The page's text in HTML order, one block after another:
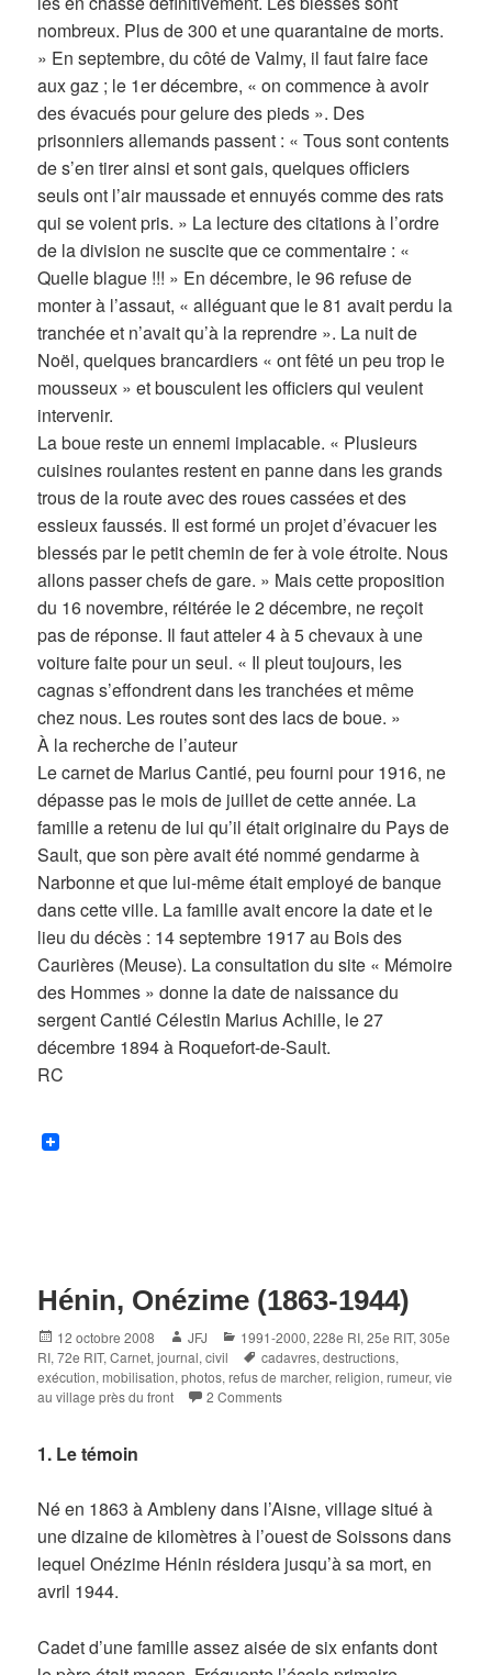
nombreux. Plus de 300 et une quarantaine de morts.
» En septembre, du côté de Valmy, il faut faire face
aux gaz ; le 1er décembre, « on commence à avoir
des évacués pour gelure des pieds ». Des
prisonniers allemands passent : « Tous sont contents
de s’en tirer ainsi et sont gais, quelques officiers
seuls ont l’air maussade et ennuyés comme des rats
qui se voient pris. » La lecture des citations à l’ordre
de la division ne suscite que ce commentaire : «
Quelle blague !!! » En décembre, le 96 refuse de
monter à l’assaut, « alléguant que le 81 avait perdu la
tranchée et n’avait qu’à la reprendre ». La nuit de
Noël, quelques brancardiers « ont fêté un peu trop le
mousseux » et bousculent les officiers qui veulent
intervenir.
La boue reste un ennemi implacable. « Plusieurs
cuisines roulantes restent en panne dans les grands
trous de la route avec des roues cassées et des
essieux faussés. Il est formé un projet d’évacuer les
blessés par le petit chemin de fer à voie étroite. Nous
allons passer chefs de gare. » Mais cette proposition
du 16 novembre, réitérée le 2 décembre, ne reçoit
pas de réponse. Il faut atteler 4 à 5 chevaux à une
voiture faite pour un seul. « Il pleut toujours, les
cagnas s’effondrent dans les tranchées et même
chez nous. Les routes sont des lacs de boue. »
À la recherche de l’auteur
Le carnet de Marius Cantié, peu fourni pour 1916, ne
dépasse pas le mois de juillet de cette année. La
famille a retenu de lui qu’il était originaire du Pays de
Sault, que son père avait été nommé gendarme à
Narbonne et que lui-même était employé de banque
dans cette ville. La famille avait encore la date et le
lieu du décès : 14 septembre 1917 au Bois des
Caurières (Meuse). La consultation du site « Mémoire
des Hommes » donne la date de naissance du
sergent Cantié Célestin Marius Achille, le 27
décembre 1894 à Roquefort-de-Sault.
RC
Hénin, Onézime (1863-1944)
Posted
on
12 octobre 2008 Author
JFJ Categories
1991-2000,228e RI,25e RIT,305e
RI,72e RIT,Carnet, journal,civil Tags
cadavres,destructions,
exécution,mobilisation,photos,refus de marcher,religion,rumeur,vie
au village près du front
2 Comments
1. Le témoin
Né en 1863 à Ambleny dans l’Aisne, village situé à
une dizaine de kilomètres à l’ouest de Soissons dans
lequel Onézime Hénin résidera jusqu’à sa mort, en
avril 1944.
Cadet d’une famille assez aisée de six enfants dont